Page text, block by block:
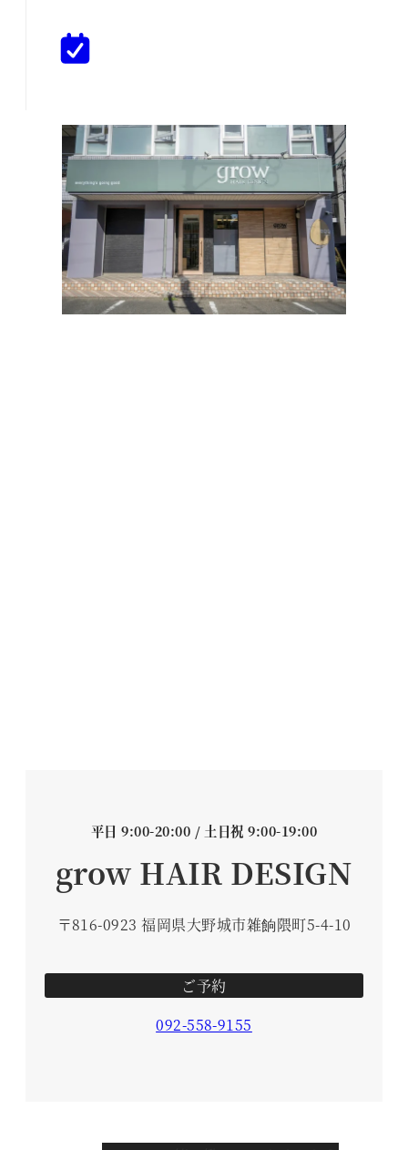
平日 9:00-20:00 / 土日祝 9:00-19:00
grow HAIR DESIGN
〒816-0923 福岡県大野城市雑餉隈町5-4-10
ご予約
092-558-9155